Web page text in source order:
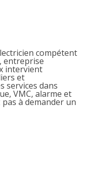
compétent
entreprise
intervient
et
services dans
VMC, alarme et
à demander un